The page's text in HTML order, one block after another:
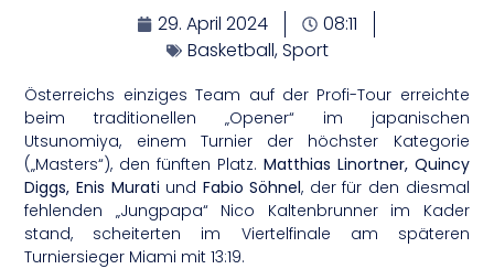
29. April 2024
08:11
Basketball,Sport
Österreichs einziges Team auf der Profi-Tour erreichte
beim traditionellen „Opener“ im japanischen
Utsunomiya, einem Turnier der höchster Kategorie
(„Masters“), den fünften Platz. Matthias Linortner, Quincy
Diggs, Enis Murati und Fabio Söhnel, der für den diesmal
fehlenden „Jungpapa“ Nico Kaltenbrunner im Kader
stand, scheiterten im Viertelfinale am späteren
Turniersieger Miami mit 13:19.